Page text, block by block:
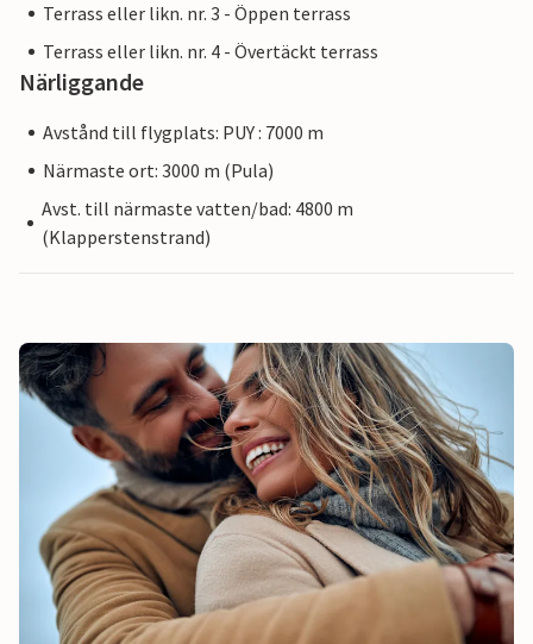
Terrass eller likn. nr. 3 - Öppen terrass
Terrass eller likn. nr. 4 - Övertäckt terrass
Närliggande
Avstånd till flygplats: PUY : 7000 m
Närmaste ort: 3000 m (Pula)
Avst. till närmaste vatten/bad: 4800 m
(Klapperstenstrand)